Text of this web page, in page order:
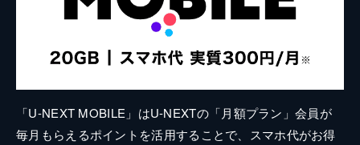
「U-NEXT MOBILE」はU-NEXTの「月額プラン」会員が
毎月もらえるポイントを活用することで、スマホ代がお得